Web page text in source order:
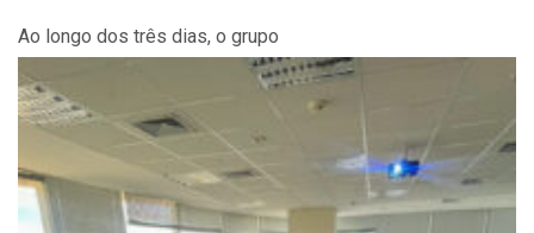
Ao longo dos três dias, o grupo